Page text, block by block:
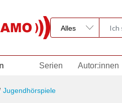
Serien Autor:innen
Jugendhörspiele